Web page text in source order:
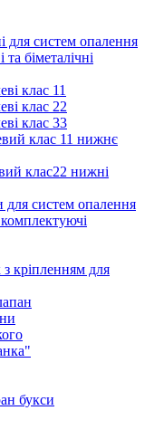
для систем опалення
та біметалічні
клас 11
клас 22
клас 33
клас 11 нижнє
клас22 нижні
систем опалення
кріпленням для
букси